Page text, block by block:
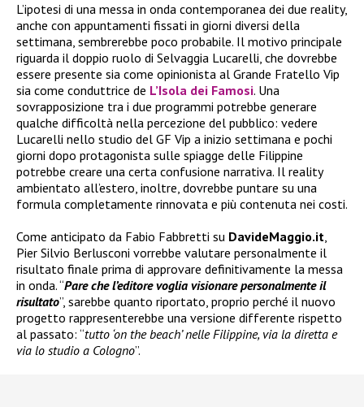
L’ipotesi di una messa in onda contemporanea dei due reality,
anche con appuntamenti fissati in giorni diversi della
settimana, sembrerebbe poco probabile. Il motivo principale
riguarda il doppio ruolo di Selvaggia Lucarelli, che dovrebbe
essere presente sia come opinionista al Grande Fratello Vip
sia come conduttrice de L’Isola dei Famosi. Una
sovrapposizione tra i due programmi potrebbe generare
qualche difficoltà nella percezione del pubblico: vedere
Lucarelli nello studio del GF Vip a inizio settimana e pochi
giorni dopo protagonista sulle spiagge delle Filippine
potrebbe creare una certa confusione narrativa. Il reality
ambientato all’estero, inoltre, dovrebbe puntare su una
formula completamente rinnovata e più contenuta nei costi.
Come anticipato da Fabio Fabbretti su DavideMaggio.it,
Pier Silvio Berlusconi vorrebbe valutare personalmente il
risultato finale prima di approvare definitivamente la messa
in onda. “Pare che l’editore voglia visionare personalmente il
risultato”, sarebbe quanto riportato, proprio perché il nuovo
progetto rappresenterebbe una versione differente rispetto
al passato: “tutto ‘on the beach’ nelle Filippine, via la diretta e
via lo studio a Cologno”.